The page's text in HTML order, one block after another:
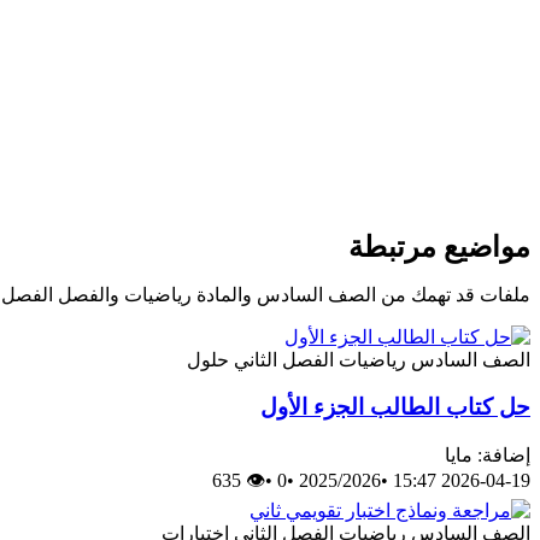
مواضيع مرتبطة
ملفات قد تهمك من الصف السادس والمادة رياضيات والفصل الفصل
الصف السادس رياضيات الفصل الثاني حلول
حل كتاب الطالب الجزء الأول
إضافة: مايا
2026-04-19 15:47
•
2025/2026
•
0
•
👁 635
الصف السادس رياضيات الفصل الثاني اختبارات